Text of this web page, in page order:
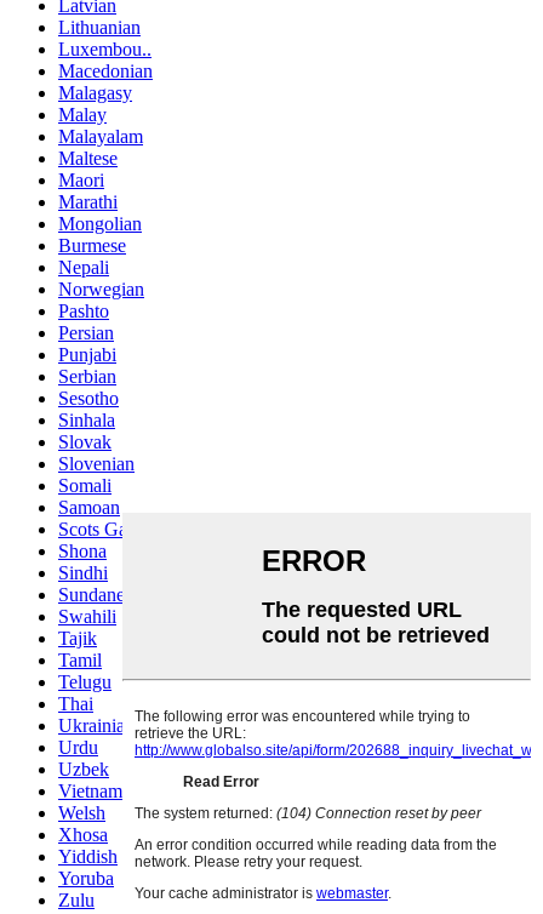
Latvian
Lithuanian
Luxembou..
Macedonian
Malagasy
Malay
Malayalam
Maltese
Maori
Marathi
Mongolian
Burmese
Nepali
Norwegian
Pashto
Persian
Punjabi
Serbian
Sesotho
Sinhala
Slovak
Slovenian
Somali
Samoan
Scots Gaelic
Shona
Sindhi
Sundanese
Swahili
Tajik
Tamil
Telugu
Thai
Ukrainian
Urdu
Uzbek
Vietnamese
Welsh
Xhosa
Yiddish
Yoruba
Zulu